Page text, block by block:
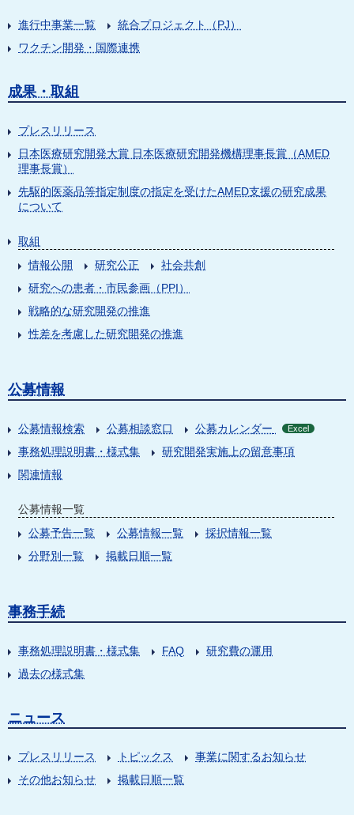
進行中事業一覧
統合プロジェクト（PJ）
ワクチン開発・国際連携
成果・取組
プレスリリース
日本医療研究開発大賞 日本医療研究開発機構理事長賞（AMED
理事長賞）
先駆的医薬品等指定制度の指定を受けたAMED支援の研究成果
について
取組
情報公開
研究公正
社会共創
研究への患者・市民参画（PPI）
戦略的な研究開発の推進
性差を考慮した研究開発の推進
公募情報
公募情報検索 公募相談窓口 公募カレンダー Excel
事務処理説明書・様式集
研究開発実施上の留意事項
関連情報
公募情報一覧
公募予告一覧
公募情報一覧
採択情報一覧
分野別一覧
掲載日順一覧
事務手続
事務処理説明書・様式集 FAQ
研究費の運用
過去の様式集
ニュース
プレスリリース トピックス
事業に関するお知らせ
その他お知らせ
掲載日順一覧